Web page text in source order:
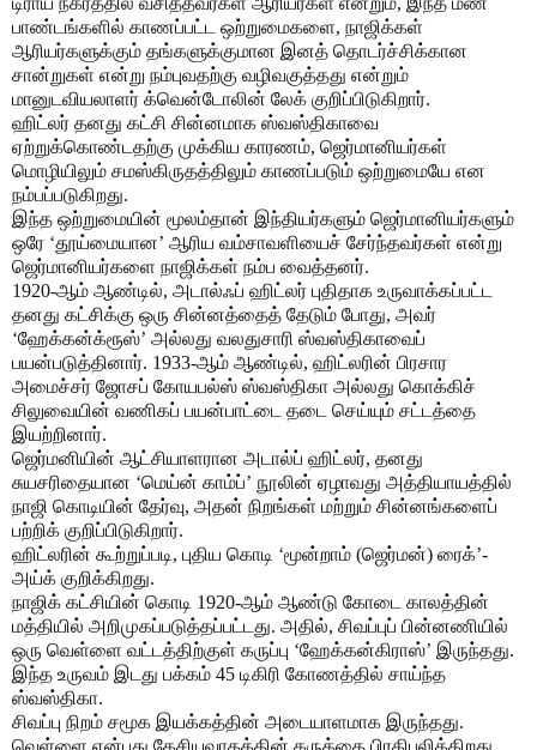
பாண்டங்களில் காணப்பட்ட ஒற்றுமைகளை, நாஜிக்கள்
ஆரியர்களுக்கும் தங்களுக்குமான இனத் தொடர்ச்சிக்கான
சான்றுகள் என்று நம்புவதற்கு வழிவகுத்தது என்றும்
மானுடவியலாளர் க்வென்டோலின் லேக் குறிப்பிடுகிறார்.
ஹிட்லர் தனது கட்சி சின்னமாக ஸ்வஸ்திகாவை
ஏற்றுக்கொண்டதற்கு முக்கிய காரணம், ஜெர்மானியர்கள்
மொழியிலும் சமஸ்கிருதத்திலும் காணப்படும் ஒற்றுமையே என
நம்பப்படுகிறது.
இந்த ஒற்றுமையின் மூலம்தான் இந்தியர்களும் ஜெர்மானியர்களும்
ஒரே ‘தூய்மையான’ ஆரிய வம்சாவளியைச் சேர்ந்தவர்கள் என்று
ஜெர்மானியர்களை நாஜிக்கள் நம்ப வைத்தனர்.
1920-ஆம் ஆண்டில், அடால்ஃப் ஹிட்லர் புதிதாக உருவாக்கப்பட்ட
தனது கட்சிக்கு ஒரு சின்னத்தைத் தேடும் போது, அவர்
‘ஹேக்கன்க்ரூஸ்’ அல்லது வலதுசாரி ஸ்வஸ்திகாவைப்
பயன்படுத்தினார். 1933-ஆம் ஆண்டில், ஹிட்லரின் பிரசார
அமைச்சர் ஜோசப் கோயபல்ஸ் ஸ்வஸ்திகா அல்லது கொக்கிச்
சிலுவையின் வணிகப் பயன்பாட்டை தடை செய்யும் சட்டத்தை
இயற்றினார்.
ஜெர்மனியின் ஆட்சியாளரான அடால்ப் ஹிட்லர், தனது
சுயசரிதையான ‘மெய்ன் காம்ப்’ நூலின் ஏழாவது அத்தியாயத்தில்
நாஜி கொடியின் தேர்வு, அதன் நிறங்கள் மற்றும் சின்னங்களைப்
பற்றிக் குறிப்பிடுகிறார்.
ஹிட்லரின் கூற்றுப்படி, புதிய கொடி ‘மூன்றாம் (ஜெர்மன்) ரைக்’-
அய்க் குறிக்கிறது.
நாஜிக் கட்சியின் கொடி 1920-ஆம் ஆண்டு கோடை காலத்தின்
மத்தியில் அறிமுகப்படுத்தப்பட்டது. அதில், சிவப்புப் பின்னணியில்
ஒரு வெள்ளை வட்டத்திற்குள் கருப்பு ‘ஹேக்கன்கிராஸ்’ இருந்தது.
இந்த உருவம் இடது பக்கம் 45 டிகிரி கோணத்தில் சாய்ந்த
ஸ்வஸ்திகா.
சிவப்பு நிறம் சமூக இயக்கத்தின் அடையாளமாக இருந்தது.